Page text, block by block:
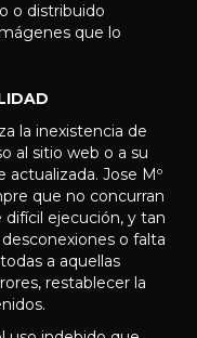
o distribuido
que lo
la inexistencia de
al sitio web o a su
Jose Mº
que no concurran
ejecución, y tan
o falta
a aquellas
restablecer la